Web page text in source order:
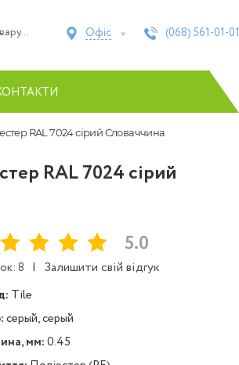
Офіс (068) 561-01-01
RAL 7024 сірий Словаччина
RAL 7024 сірий
5.0
8 | Залишити свій відгук
Tile
серый, серый
мм:0.45